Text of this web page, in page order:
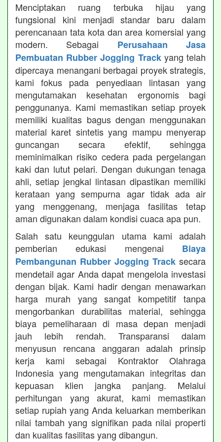
Menciptakan ruang terbuka hijau yang
fungsional kini menjadi standar baru dalam
perencanaan tata kota dan area komersial yang
modern. Sebagai Perusahaan Jasa
Pembuatan Rubber Jogging Trackyang telah
dipercaya menangani berbagai proyek strategis,
kami fokus pada penyediaan lintasan yang
mengutamakan kesehatan ergonomis bagi
penggunanya. Kami memastikan setiap proyek
memiliki kualitas bagus dengan menggunakan
material karet sintetis yang mampu menyerap
guncangan secara efektif, sehingga
meminimalkan risiko cedera pada pergelangan
kaki dan lutut pelari. Dengan dukungan tenaga
ahli, setiap jengkal lintasan dipastikan memiliki
kerataan yang sempurna agar tidak ada air
yang menggenang, menjaga fasilitas tetap
aman digunakan dalam kondisi cuaca apa pun.
Salah satu keunggulan utama kami adalah
pemberian edukasi mengenai Biaya
Pembangunan Rubber Jogging Track secara
mendetail agar Anda dapat mengelola investasi
dengan bijak. Kami hadir dengan menawarkan
harga murah yang sangat kompetitif tanpa
mengorbankan durabilitas material, sehingga
biaya pemeliharaan di masa depan menjadi
jauh lebih rendah. Transparansi dalam
menyusun rencana anggaran adalah prinsip
kerja kami sebagai Kontraktor Olahraga
Indonesia yang mengutamakan integritas dan
kepuasan klien jangka panjang. Melalui
perhitungan yang akurat, kami memastikan
setiap rupiah yang Anda keluarkan memberikan
nilai tambah yang signifikan pada nilai properti
dan kualitas fasilitas yang dibangun.